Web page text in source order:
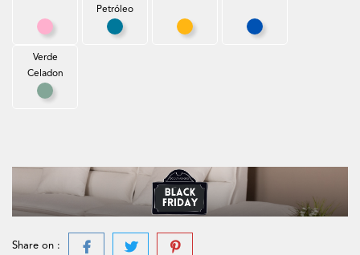
Rosa Pastel
Petróleo
Azul Petróleo Mostarda Azul Oceano
Verde
Celadon
Verde Celadon
Share on :